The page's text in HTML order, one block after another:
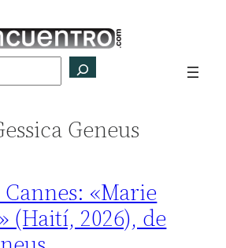
Geneus
«Marie
(Haití, 2026), de